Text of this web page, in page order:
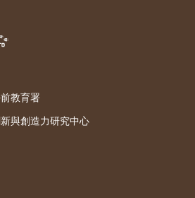
教育署
與創造力研究中心